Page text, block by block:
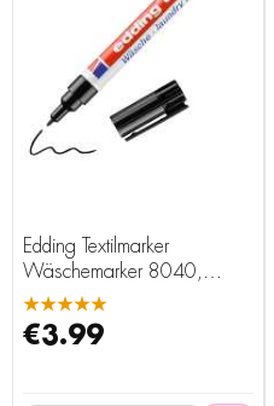
Edding Textilmarker
Wäschemarker 8040,
schwarz
★★★★★
€3.99